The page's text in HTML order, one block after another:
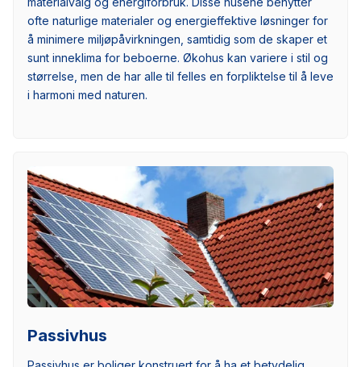
ofte naturlige materialer og energieffektive løsninger for
å minimere miljøpåvirkningen, samtidig som de skaper et
sunt inneklima for beboerne. Økohus kan variere i stil og
størrelse, men de har alle til felles en forpliktelse til å leve
i harmoni med naturen.
Passivhus